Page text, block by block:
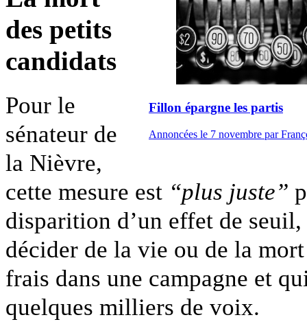
Fillon épargne les partis
Annoncées le 7 novembre par
des petits
candidats
Pour le
sénateur de
la Nièvre,
cette mesure est “plus juste”
disparition d’un effet de
décider de la vie ou de la
frais dans une campagne et
quelques milliers de voix.